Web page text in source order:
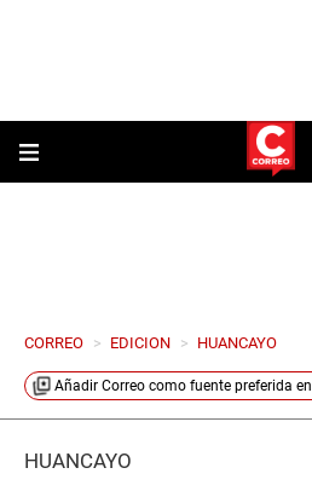
CORREO > EDICION > HUANCAYO
Añadir Correo como fuente preferida en
HUANCAYO